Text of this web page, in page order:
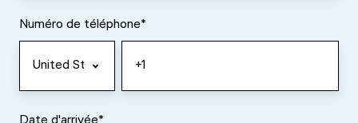
Numéro de téléphone*